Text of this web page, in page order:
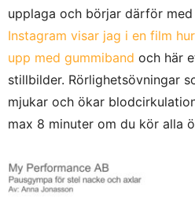
upplaga och börjar därför
Instagram visar jag i en film
upp med gummiband och här
stillbilder. Rörlighetsövningar
mjukar och ökar
max 8 minuter om du kör alla